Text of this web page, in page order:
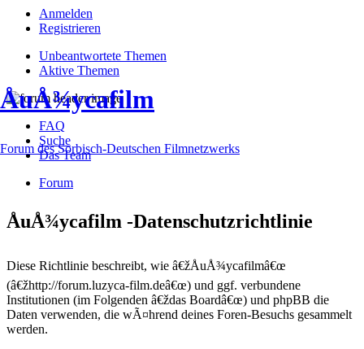
Anmelden
Registrieren
Unbeantwortete Themen
Aktive Themen
ÅuÅ¾ycafilm
Forum des Sorbisch-Deutschen Filmnetzwerks
FAQ
Suche
Das Team
Forum
ÅuÅ¾ycafilm -Datenschutzrichtlinie
Diese Richtlinie beschreibt, wie â€žÅuÅ¾ycafilmâ€œ
(â€žhttp://forum.luzyca-film.deâ€œ) und ggf. verbundene
Institutionen (im Folgenden â€ždas Boardâ€œ) und phpBB die
Daten verwenden, die wÃ¤hrend deines Foren-Besuchs gesammelt
werden.